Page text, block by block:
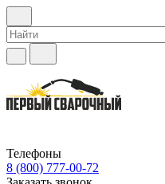
Телефоны
8 (800) 777-00-72